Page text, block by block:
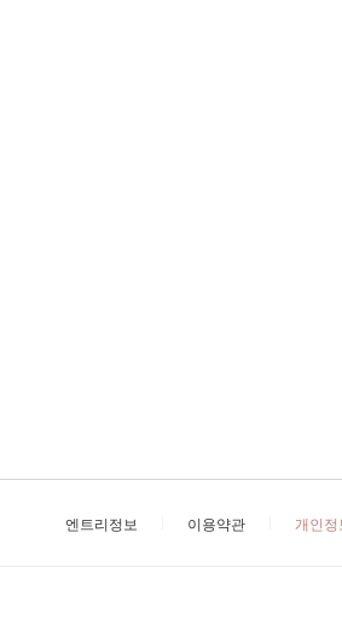
엔트리정보 이용약관 개인정